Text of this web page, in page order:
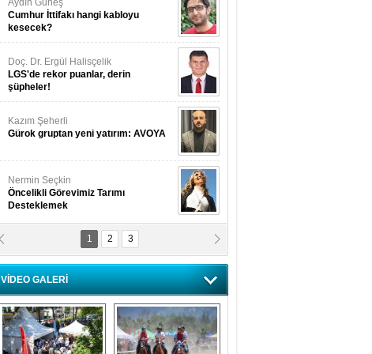
Aydın Güneş
Cumhur İttifakı hangi kabloyu
kesecek?
Doç. Dr. Ergül Halisçelik
LGS'de rekor puanlar, derin
şüpheler!
Kazım Şeherli
Gürok gruptan yeni yatırım: AVOYA
Nermin Seçkin
Öncelikli Görevimiz Tarımı
Desteklemek
Nilüfer Menekli Buzcular
Siz Hiç Kelebeklerin Sesini
Duydunuz Mu?
1 2 3
VİDEO GALERİ